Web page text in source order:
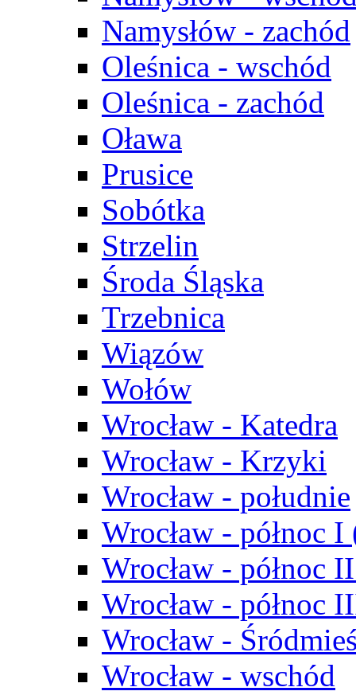
Namysłów - zachód
Oleśnica - wschód
Oleśnica - zachód
Oława
Prusice
Sobótka
Strzelin
Środa Śląska
Trzebnica
Wiązów
Wołów
Wrocław - Katedra
Wrocław - Krzyki
Wrocław - południe
Wrocław - północ
Wrocław - północ
Wrocław - północ
Wrocław -
Wrocław - wschód